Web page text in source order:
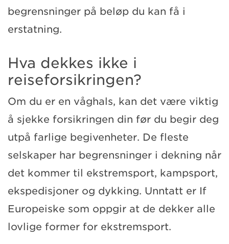
begrensninger på beløp du kan få i
erstatning.
Hva dekkes ikke i
reiseforsikringen?
Om du er en våghals, kan det være viktig
å sjekke forsikringen din før du begir deg
utpå farlige begivenheter. De fleste
selskaper har begrensninger i dekning når
det kommer til ekstremsport, kampsport,
ekspedisjoner og dykking. Unntatt er If
Europeiske som oppgir at de dekker alle
lovlige former for ekstremsport.